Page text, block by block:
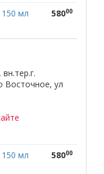
мл
58000
Восточное, ул
мл
58000